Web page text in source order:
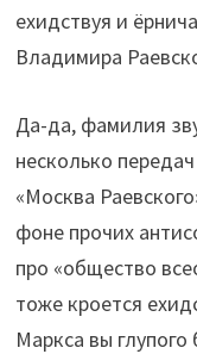
ехидствуя и
Владимира
Да-да, фамилия
несколько
«Москва
фоне прочих
про «общество
тоже кроется
Маркса вы глупого